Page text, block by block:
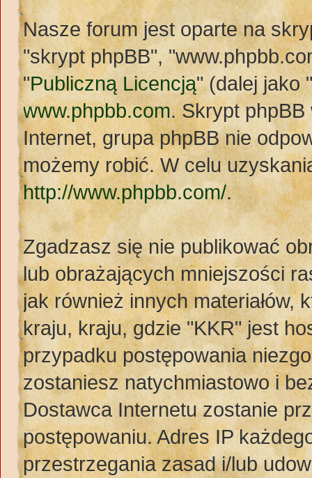
Nasze forum jest oparte na
"skrypt phpBB",
"Publiczną Licencją" (dalej jako
www.phpbb.com. Skrypt
Internet, grupa phpBB nie
możemy robić. W celu
http://www.phpbb.com/.
Zgadzasz się nie publikować
lub obrażających mniejszości
jak również innych materiałów,
kraju, kraju, gdzie "KKR" jest
przypadku postępowania
zostaniesz natychmiastowo i
Dostawca Internetu zostanie
postępowaniu. Adres IP
przestrzegania zasad i/lub